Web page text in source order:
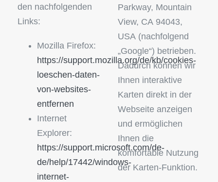
den nachfolgenden
Links:
Mozilla Firefox:
https://support.mozilla.org/de/kb/cookies-
loeschen-daten-
von-websites-
entfernen
Internet
Explorer:
https://support.microsoft.com/de-
de/help/17442/windows-
internet-
Parkway, Mountain
View, CA 94043,
USA (nachfolgend
„Google“) betrieben.
Dadurch können wir
Ihnen interaktive
Karten direkt in der
Webseite anzeigen
und ermöglichen
Ihnen die
komfortable Nutzung
der Karten-Funktion.